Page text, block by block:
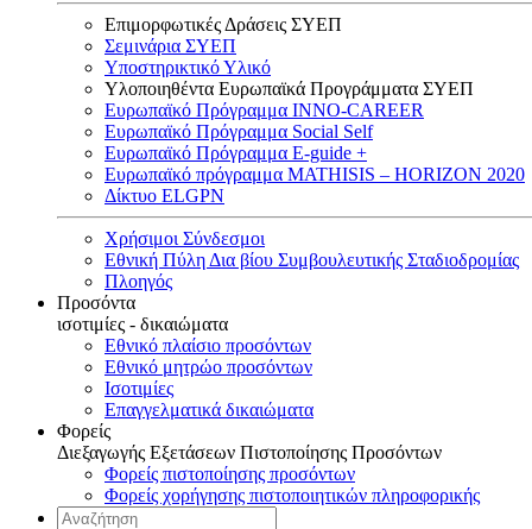
Επιμορφωτικές Δράσεις ΣΥΕΠ
Σεμινάρια ΣΥΕΠ
Υποστηρικτικό Υλικό
Υλοποιηθέντα Ευρωπαϊκά Προγράμματα ΣΥΕΠ
Ευρωπαϊκό Πρόγραμμα INNO-CAREER
Ευρωπαϊκό Πρόγραμμα Social Self
Ευρωπαϊκό Πρόγραμμα E-guide +
Ευρωπαϊκό πρόγραμμα MATHISIS – HORIZON 2020
Δίκτυο ELGPN
Χρήσιμοι Σύνδεσμοι
Εθνική Πύλη Δια βίου Συμβουλευτικής Σταδιοδρομίας
Πλοηγός
Προσόντα
ισοτιμίες - δικαιώματα
Εθνικό πλαίσιο προσόντων
Εθνικό μητρώο προσόντων
Ισοτιμίες
Επαγγελματικά δικαιώματα
Φορείς
Διεξαγωγής Εξετάσεων Πιστοποίησης Προσόντων
Φορείς πιστοποίησης προσόντων
Φορείς χορήγησης πιστοποιητικών πληροφορικής